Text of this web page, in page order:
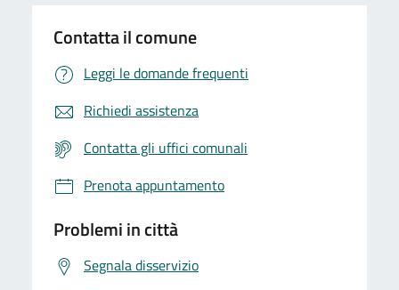
Contatta il comune
Leggi le domande frequenti
Richiedi assistenza
Contatta gli uffici comunali
Prenota appuntamento
Problemi in città
Segnala disservizio